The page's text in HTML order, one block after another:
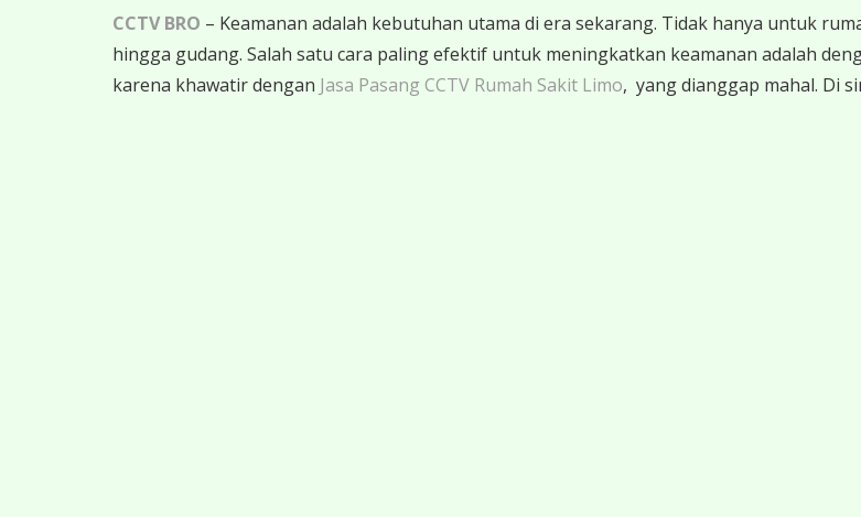
CCTV BRO – Keamanan adalah kebutuhan utama di era sekarang. Tidak hanya untuk
hingga gudang. Salah satu cara paling efektif untuk meningkatkan keamanan adalah
karena khawatir dengan Jasa Pasang CCTV Rumah Sakit Limo, yang dianggap mahal. Di